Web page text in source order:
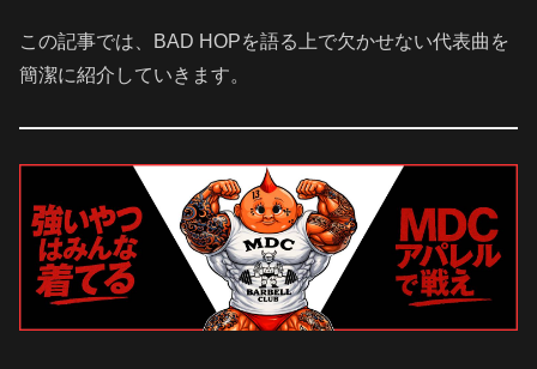
この記事では、BAD HOPを語る上で欠かせない代表曲を
簡潔に紹介していきます。